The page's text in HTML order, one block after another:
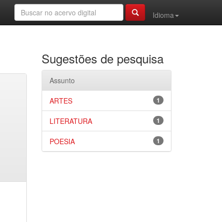
Idioma
Sugestões de pesquisa
Assunto
1
ARTES
1
LITERATURA
1
POESIA